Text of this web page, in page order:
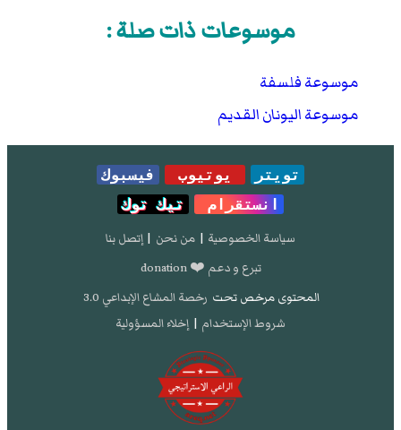
موسوعات ذات صلة :
موسوعة فلسفة
موسوعة اليونان القديم
تويتر يوتيوب
فيسبوك
انستقرام
تيك توك
سياسة الخصوصية | من نحن | إتصل بنا
تبرع و دعم ❤️ donation
المحتوى مرخص تحت رخصة المشاع الإبداعي 3.0
شروط الإستخدام | إخلاء المسؤولية